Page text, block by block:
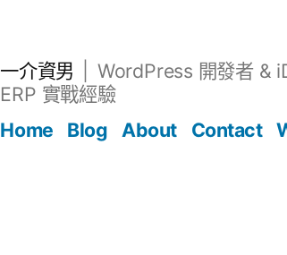
一介資男
WordPress 開發者 &
ERP 實戰經驗
Home
Blog About Contact